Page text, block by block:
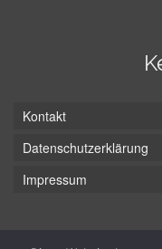
Kontakt
Datenschutzerklärung
Impressum